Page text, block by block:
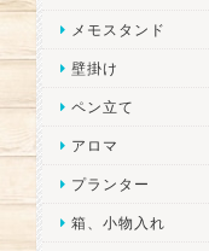
メモスタンド
壁掛け
ペン立て
アロマ
プランター
箱、小物入れ